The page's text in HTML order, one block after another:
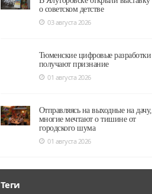
о советском детстве
03 августа 2026
Тюменские цифровые разработки
получают признание
01 августа 2026
Отправляясь на выходные на дачу,
многие мечтают о тишине от
городского шума
01 августа 2026
Теги